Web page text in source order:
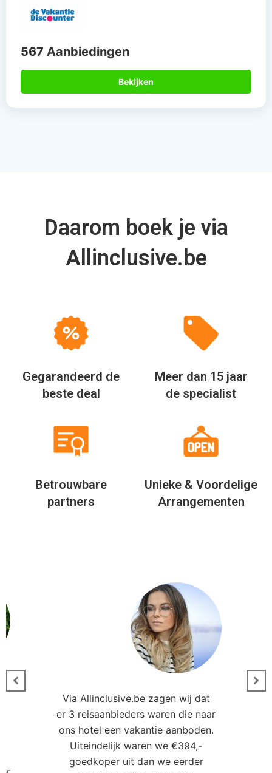
567 Aanbiedingen
Bekijken
Daarom boek je via
Allinclusive.be
Gegarandeerd de
beste deal
Meer dan 15 jaar
de specialist
Betrouwbare
partners
Unieke & Voordelige
Arrangementen
Via Allinclusive.be zagen wij dat
er 3 reisaanbieders waren die naar
ons hotel een vakantie aanboden.
Uiteindelijk waren we €394,-
goedkoper uit dan we eerder